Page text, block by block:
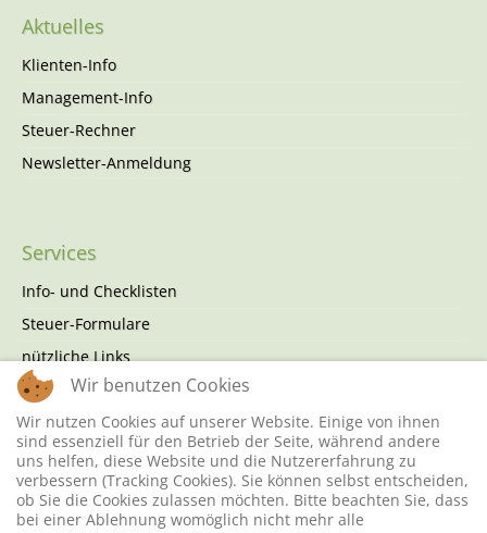
Aktuelles
Klienten-Info
Management-Info
Steuer-Rechner
Newsletter-Anmeldung
Services
Info- und Checklisten
Steuer-Formulare
nützliche Links
Finanzämter
Quick Links
Kontakt
Wir benutzen Cookies
Wir nutzen Cookies auf unserer Website. Einige von ihnen
sind essenziell für den Betrieb der Seite, während andere
uns helfen, diese Website und die Nutzererfahrung zu
verbessern (Tracking Cookies). Sie können selbst entscheiden,
ob Sie die Cookies zulassen möchten. Bitte beachten Sie, dass
bei einer Ablehnung womöglich nicht mehr alle